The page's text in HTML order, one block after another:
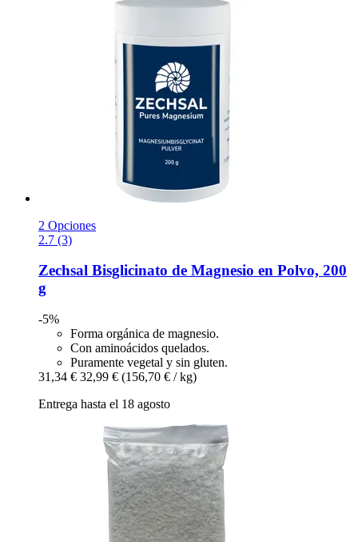
2 Opciones
2.7 (3)
Zechsal Bisglicinato de Magnesio en Polvo, 200
g
-5%
Forma orgánica de magnesio.
Con aminoácidos quelados.
Puramente vegetal y sin gluten.
31,34 € 32,99 € (156,70 € / kg)
Entrega hasta el 18 agosto